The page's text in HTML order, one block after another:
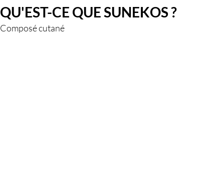
QU'EST-CE QUE SUNEKOS ?
Composé cutané